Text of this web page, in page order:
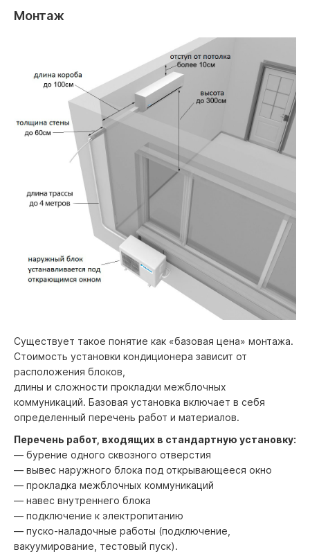
Монтаж
Существует такое понятие как «базовая цена» монтажа.
Стоимость установки кондиционера зависит от
расположения блоков,
длины и сложности прокладки межблочных
коммуникаций. Базовая установка включает в себя
определенный перечень работ и материалов.
Перечень работ, входящих в стандартную установку:
— бурение одного сквозного отверстия
— вывес наружного блока под открывающееся окно
— прокладка межблочных коммуникаций
— навес внутреннего блока
— подключение к электропитанию
— пуско-наладочные работы (подключение,
вакуумирование, тестовый пуск).